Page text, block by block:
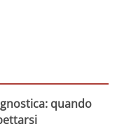
quando